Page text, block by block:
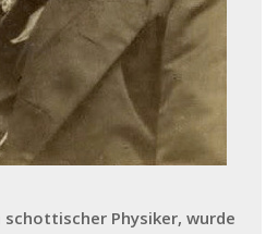
schottischer Physiker, wurde